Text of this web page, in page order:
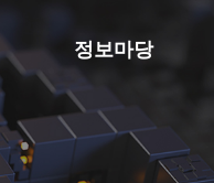
정보마당